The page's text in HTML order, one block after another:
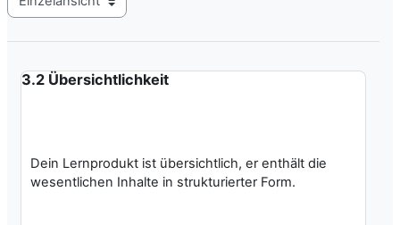
Modus Tertiärnavigation anzeigen
3.2 Übersichtlichkeit
Dein Lernprodukt ist übersichtlich, er enthält die
wesentlichen Inhalte in strukturierter Form.